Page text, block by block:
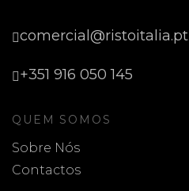
comercial@ristoitalia.pt
+351 916 050 145
QUEM SOMOS
Sobre Nós
Contactos